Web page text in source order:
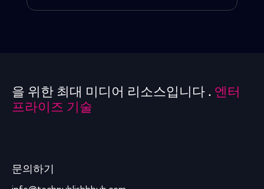
을 위한 최대 미디어 리소스입니다 . 엔터
프라이즈 기술
문의하기